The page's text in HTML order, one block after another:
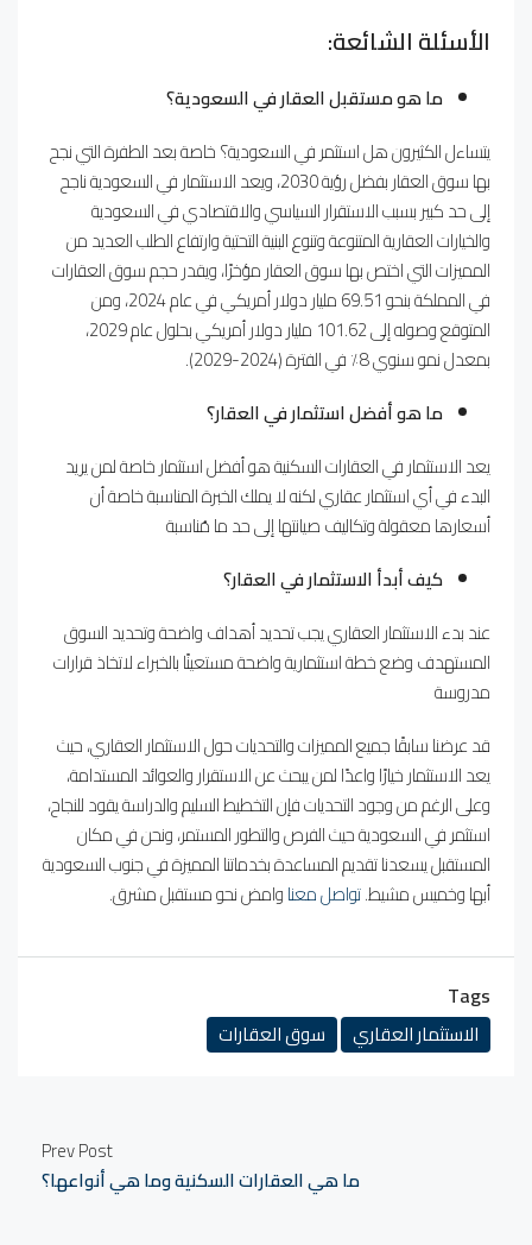
الأسئلة الشائعة:
ما هو مستقبل العقار في السعودية؟
يتساءل الكثيرون هل استثمر في السعودية؟ خاصة بعد الطفرة التي نجح
بها سوق العقار بفضل رؤية 2030، ويعد الاستثمار في السعودية ناجح
إلى حد كبير بسبب الاستقرار السياسي والاقتصادي في السعودية
والخيارات العقارية المتنوعة وتنوع البنية التحتية وارتفاع الطلب العديد من
المميزات التي اختص بها سوق العقار مؤخرًا، ويقدر حجم سوق العقارات
في المملكة بنحو 69.51 مليار دولار أمريكي في عام 2024، ومن
المتوقع وصوله إلى 101.62 مليار دولار أمريكي بحلول عام 2029،
بمعدل نمو سنوي 8٪ في الفترة (2024-2029).
ما هو أفضل استثمار في العقار؟
يعد الاستثمار في العقارات السكنية هو أفضل استثمار خاصة لمن يريد
البدء في أي استثمار عقاري لكنه لا يملك الخبرة المناسبة خاصة أن
أسعارها معقولة وتكاليف صيانتها إلى حد ما مُناسبة
كيف أبدأ الاستثمار في العقار؟
عند بدء الاستثمار العقاري يجب تحديد أهداف واضحة وتحديد السوق
المستهدف وضع خطة استثمارية واضحة مستعينًا بالخبراء لاتخاذ قرارات
مدروسة
قد عرضنا سابقًا جميع المميزات والتحديات حول الاستثمار العقاري، حيث
يعد الاستثمار خيارًا واعدًا لمن يبحث عن الاستقرار والعوائد المستدامة،
وعلى الرغم من وجود التحديات فإن التخطيط السليم والدراسة يقود للنجاح،
استثمر في السعودية حيث الفرص والتطور المستمر، ونحن في مكان
المستقبل يسعدنا تقديم المساعدة بخدماتنا المميزة في جنوب السعودية
أبها وخميس مشيط.تواصل معناوامض نحو مستقبل مشرق.
Tags
الاستثمار العقاري سوق العقارات
Prev Post
ما هي العقارات السكنية وما هي أنواعها؟